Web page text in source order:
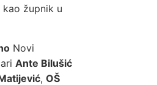
župnik u
Novi
Ante Bilušić
, OŠ